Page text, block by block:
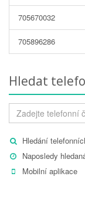
705670032
705896286
Hledat
Hledání
Naposledy
Mobilní aplikace